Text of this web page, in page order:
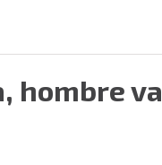
hombre va